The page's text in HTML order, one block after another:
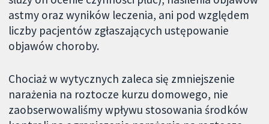
astmy oraz wyników leczenia, ani pod względem
liczby pacjentów zgłaszających ustępowanie
objawów choroby.
Chociaż w wytycznych zaleca się zmniejszenie
narażenia na roztocze kurzu domowego, nie
zaobserwowaliśmy wpływu stosowania środków